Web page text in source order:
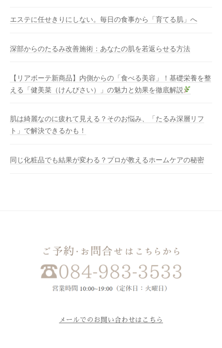
エステに任せきりにしない。毎日の食事から「育てる肌」へ
深部からのたるみ改善施術：あなたの肌を若返らせる方法
【リアボーテ新商品】内側からの「食べる美容」！基礎栄養を整
える「健美菜（けんびさい）」の魅力と効果を徹底解説
肌は綺麗なのに疲れて見える？そのお悩み、「たるみ深層リフ
ト」で解決できるかも！
同じ化粧品でも結果が変わる？プロが教えるホームケアの秘密
メールでのお問い合わせはこちら